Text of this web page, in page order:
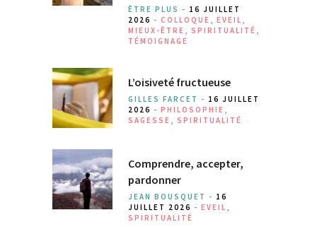
ÊTRE PLUS - 16 JUILLET
2026 - COLLOQUE EVEIL
MIEUX-ÊTRE
SPIRITUALITÉ
TÉMOIGNAGE
L’oisiveté fructueuse
GILLES FARCET - 16 JUILLET
2026 - PHILOSOPHIE
SAGESSE
SPIRITUALITÉ
Comprendre, accepter,
pardonner
JEAN BOUSQUET - 16
JUILLET 2026 - EVEIL
SPIRITUALITÉ